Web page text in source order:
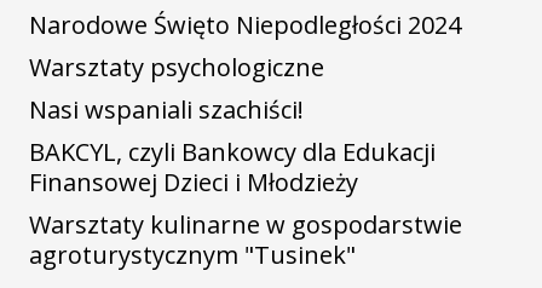
Narodowe Święto Niepodległości 2024
Warsztaty psychologiczne
Nasi wspaniali szachiści!
BAKCYL, czyli Bankowcy dla Edukacji
Finansowej Dzieci i Młodzieży
Warsztaty kulinarne w gospodarstwie
agroturystycznym "Tusinek"